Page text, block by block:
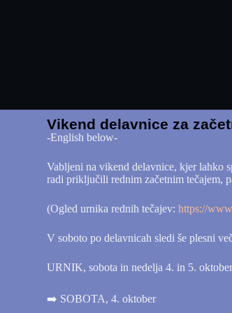
Vikend delavnice za
-English below-
Vabljeni na vikend delavnice, kjer lahko
radi priključili rednim začetnim tečajem,
(Ogled urnika rednih tečajev:https://
V soboto po delavnicah sledi še plesni
URNIK, sobota in nedelja 4. in 5.
➡️ SOBOTA, 4. oktober